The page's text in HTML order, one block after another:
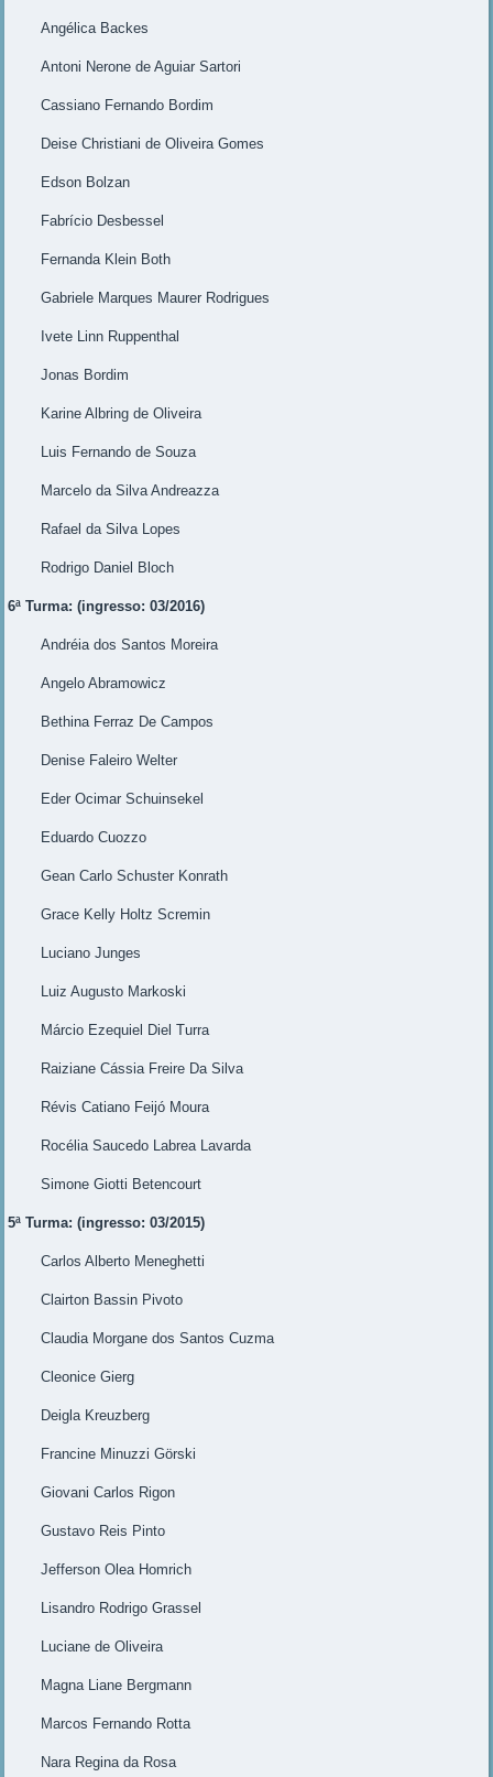
Angélica Backes
Antoni Nerone de Aguiar Sartori
Cassiano Fernando Bordim
Deise Christiani de Oliveira Gomes
Edson Bolzan
Fabrício Desbessel
Fernanda Klein Both
Gabriele Marques Maurer Rodrigues
Ivete Linn Ruppenthal
Jonas Bordim
Karine Albring de Oliveira
Luis Fernando de Souza
Marcelo da Silva Andreazza
Rafael da Silva Lopes
Rodrigo Daniel Bloch
6ª Turma: (ingresso: 03/2016)
Andréia dos Santos Moreira
Angelo Abramowicz
Bethina Ferraz De Campos
Denise Faleiro Welter
Eder Ocimar Schuinsekel
Eduardo Cuozzo
Gean Carlo Schuster Konrath
Grace Kelly Holtz Scremin
Luciano Junges
Luiz Augusto Markoski
Márcio Ezequiel Diel Turra
Raiziane Cássia Freire Da Silva
Révis Catiano Feijó Moura
Rocélia Saucedo Labrea Lavarda
Simone Giotti Betencourt
5ª Turma: (ingresso: 03/2015)
Carlos Alberto Meneghetti
Clairton Bassin Pivoto
Claudia Morgane dos Santos Cuzma
Cleonice Gierg
Deigla Kreuzberg
Francine Minuzzi Görski
Giovani Carlos Rigon
Gustavo Reis Pinto
Jefferson Olea Homrich
Lisandro Rodrigo Grassel
Luciane de Oliveira
Magna Liane Bergmann
Marcos Fernando Rotta
Nara Regina da Rosa